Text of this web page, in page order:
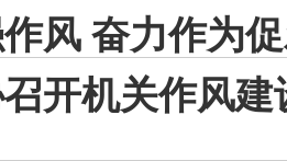
风 奋力作为
开机关作风